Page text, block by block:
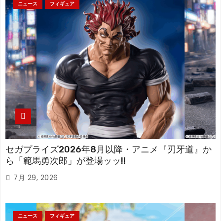
ニュース フィギュア
セガプライズ2026年8月以降・アニメ『刃牙道』か
ら「範馬勇次郎」が登場ッッ!!
7月 29, 2026
ニュース フィギュア